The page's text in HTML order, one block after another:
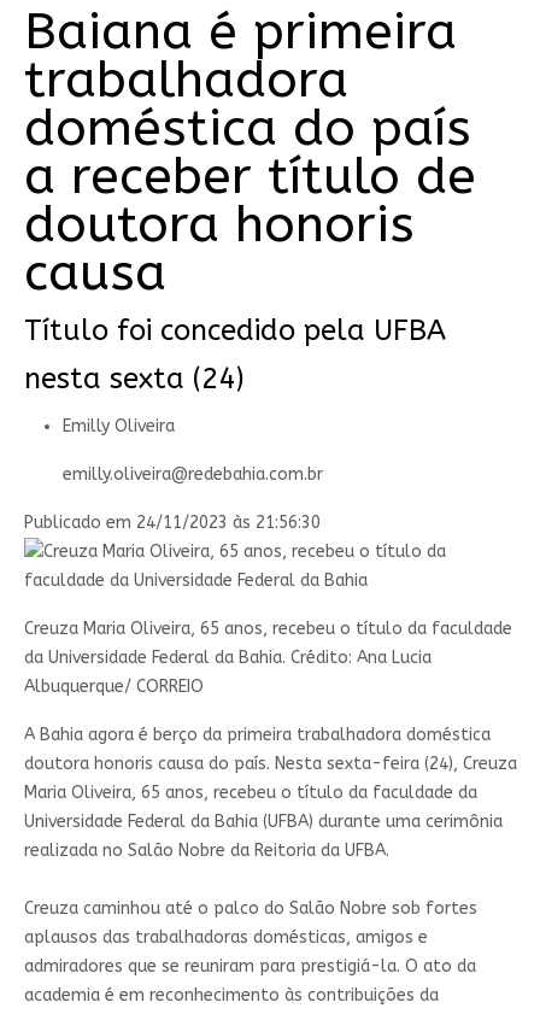
Baiana é primeira
trabalhadora
doméstica do país
a receber título de
doutora honoris
causa
Título foi concedido pela UFBA
nesta sexta (24)
Emilly Oliveira
emilly.oliveira@redebahia.com.br
Publicado em 24/11/2023 às 21:56:30
Creuza Maria Oliveira, 65 anos, recebeu o título da faculdade
da Universidade Federal da Bahia. Crédito: Ana Lucia
Albuquerque/ CORREIO
A Bahia agora é berço da primeira trabalhadora doméstica
doutora honoris causa do país. Nesta sexta-feira (24), Creuza
Maria Oliveira, 65 anos, recebeu o título da faculdade da
Universidade Federal da Bahia (UFBA) durante uma cerimônia
realizada no Salão Nobre da Reitoria da UFBA.
Creuza caminhou até o palco do Salão Nobre sob fortes
aplausos das trabalhadoras domésticas, amigos e
admiradores que se reuniram para prestigiá-la. O ato da
academia é em reconhecimento às contribuições da